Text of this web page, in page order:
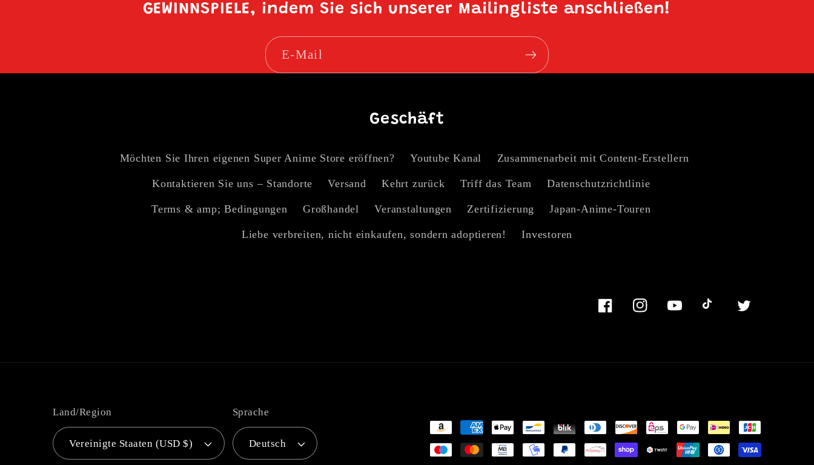
GEWINNSPIELE, indem Sie sich unserer Mailingliste anschließen!
E-Mail
Geschäft
Möchten Sie Ihren eigenen Super Anime Store eröffnen? Youtube Kanal Zusammenarbeit mit Content-Erstellern
Kontaktieren Sie uns – Standorte Versand Kehrt zurück Triff das Team Datenschutzrichtlinie
Terms & amp; Bedingungen Großhandel Veranstaltungen Zertifizierung Japan-Anime-Touren
Liebe verbreiten, nicht einkaufen, sondern adoptieren! Investoren
FacebookInstagramYouTubeTikTok Twitter
Land/Region
Vereinigte Staaten (USD $)
Sprache
Deutsch
Zahlungsmethoden